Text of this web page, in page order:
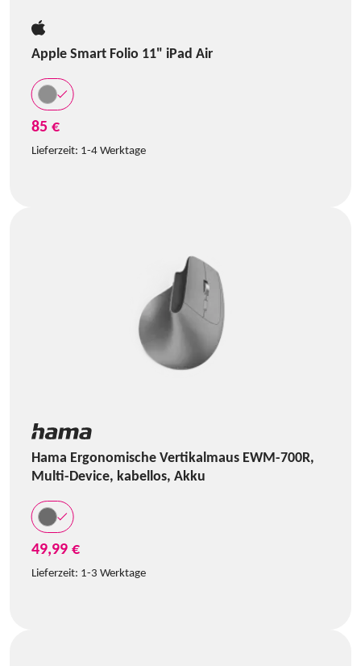
Apple Smart Folio 11" iPad Air
85 €
Lieferzeit: 1-4 Werktage
Hama Ergonomische Vertikalmaus EWM-700R,
Multi-Device, kabellos, Akku
49,99 €
Lieferzeit: 1-3 Werktage